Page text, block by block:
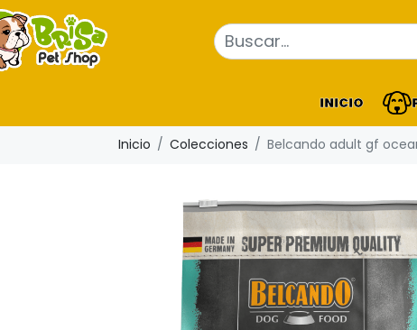
INICIO
Inicio Colecciones Belcando adult gf